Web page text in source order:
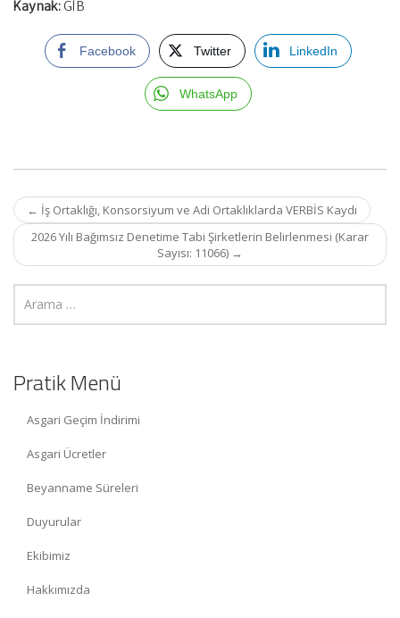
Kaynak:GİB
Facebook Twitter LinkedIn
WhatsApp
Post
navigation
← İş Ortaklığı, Konsorsiyum ve Adi Ortaklıklarda VERBİS Kaydı
2026 Yılı Bağımsız Denetime Tabi Şirketlerin Belirlenmesi (Karar
Sayısı: 11066) →
Pratik Menü
Asgari Geçim İndirimi
Asgari Ücretler
Beyanname Süreleri
Duyurular
Ekibimiz
Hakkımızda